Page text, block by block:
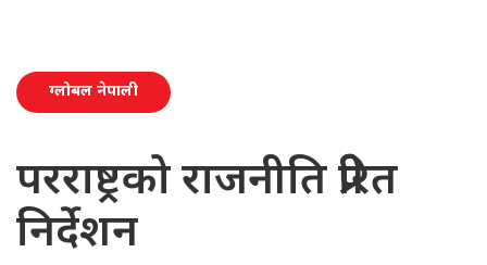
ग्लोबल नेपाली
परराष्ट्रको राजनीति प्रेरित
निर्देशन